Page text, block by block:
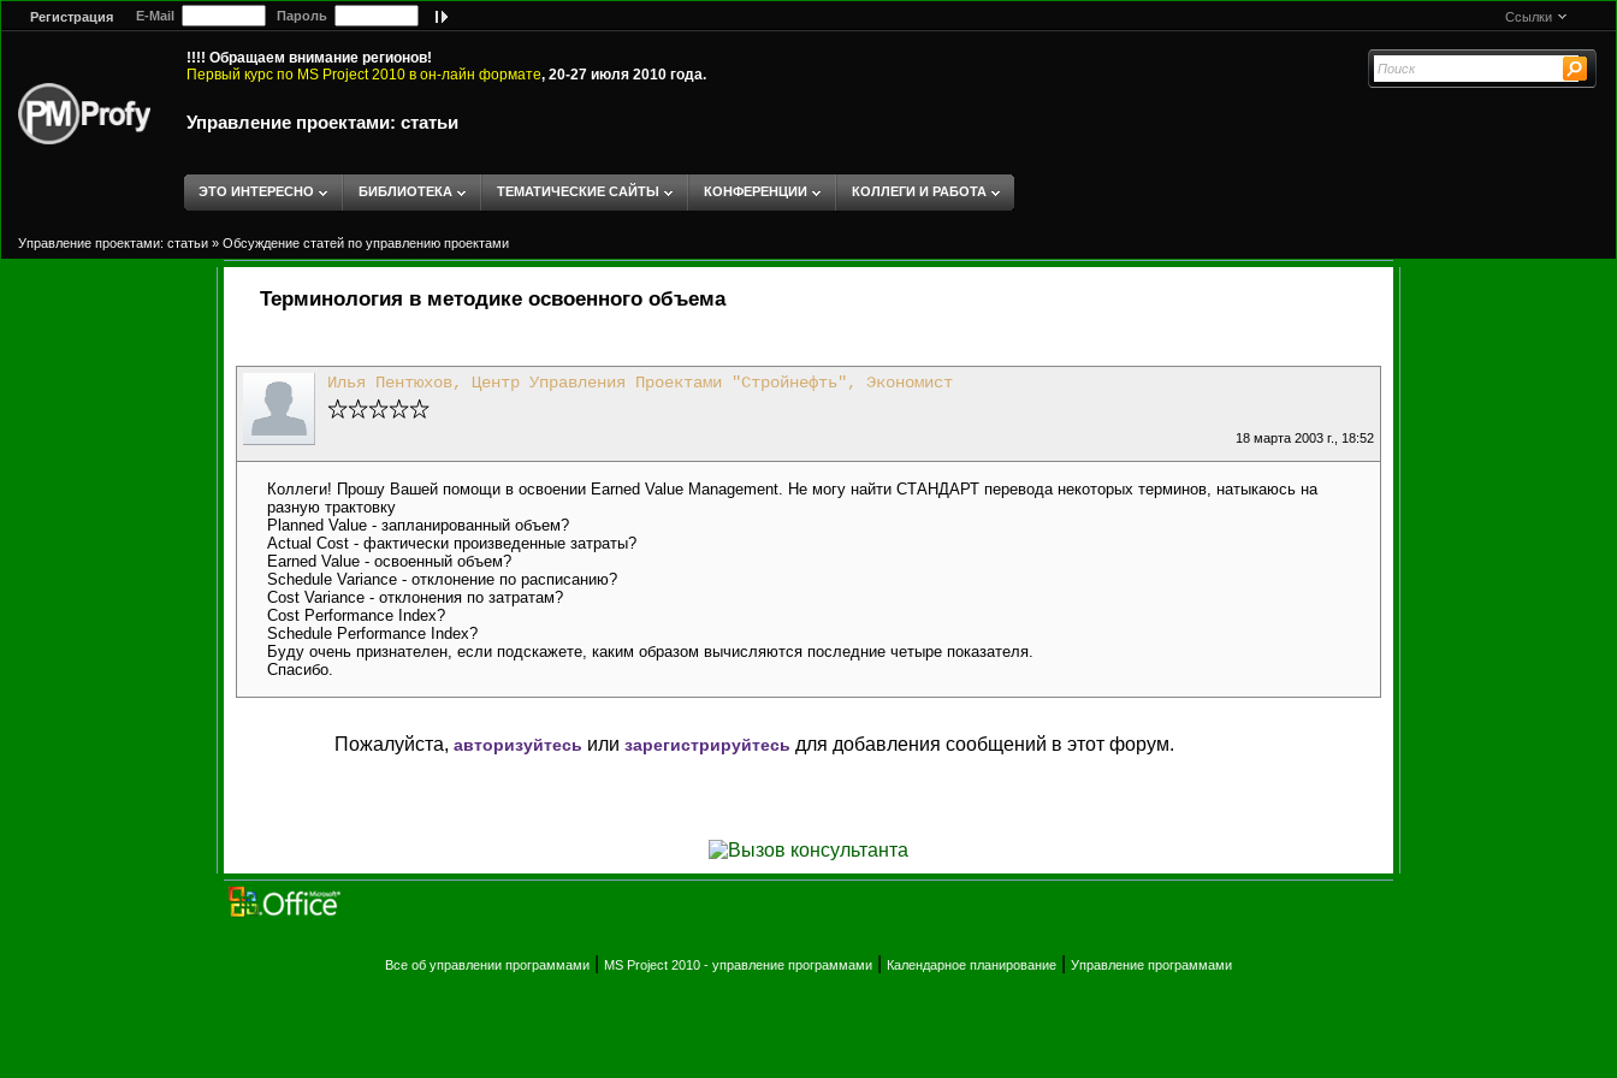
Регистрация E-Mail Пароль Ссылки
!!!! Обращаем внимание регионов!
Первый курс по MS Project 2010 в он-лайн формате, 20-27 июля 2010 года.
Управление проектами: статьи
ЭТО ИНТЕРЕСНО БИБЛИОТЕКА ТЕМАТИЧЕСКИЕ САЙТЫ КОНФЕРЕНЦИИ КОЛЛЕГИ И РАБОТА
Управление проектами: статьи » Обсуждение статей по управлению проектами
Терминология в методике освоенного объема
Илья Пентюхов, Центр Управления Проектами "Стройнефть", Экономист
18 марта 2003 г., 18:52
Коллеги! Прошу Вашей помощи в освоении Earned Value Management. Не могу найти СТАНДАРТ перевода некоторых терминов, натыкаюсь на
разную трактовку
Planned Value - запланированный объем?
Actual Cost - фактически произведенные затраты?
Earned Value - освоенный объем?
Schedule Variance - отклонение по расписанию?
Cost Variance - отклонения по затратам?
Cost Performance Index?
Schedule Performance Index?
Буду очень признателен, если подскажете, каким образом вычисляются последние четыре показателя.
Спасибо.
Пожалуйста, авторизуйтесь или зарегистрируйтесь для добавления сообщений в этот форум.
Все об управлении программами MS Project 2010 - управление программами Календарное планирование Управление программами